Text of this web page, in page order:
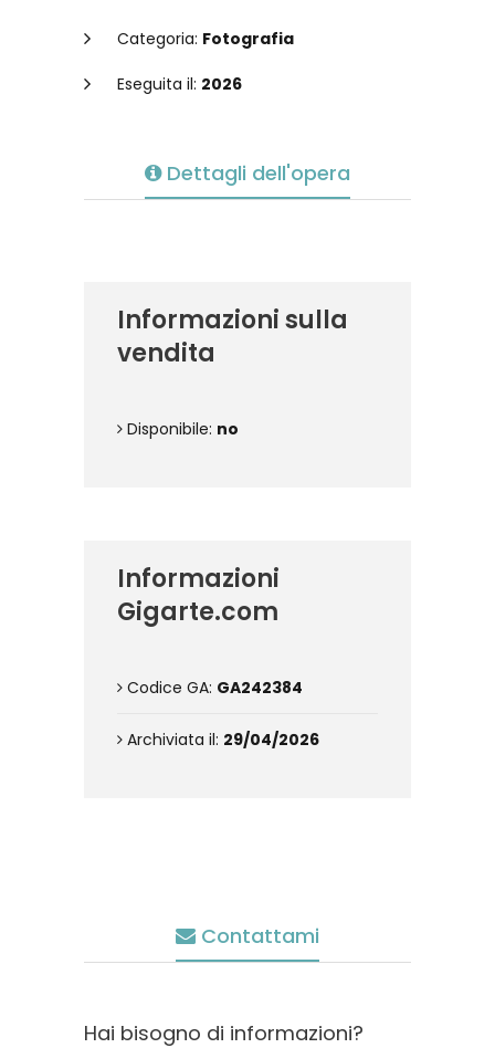
Categoria: Fotografia
Eseguita il: 2026
Dettagli dell'opera
Informazioni sulla
vendita
Disponibile: no
Informazioni
Gigarte.com
Codice GA: GA242384
Archiviata il: 29/04/2026
Contattami
Hai bisogno di informazioni?